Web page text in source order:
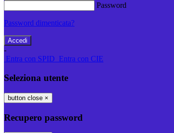
Password
Password dimenticata?
-
Entra con SPID Entra con CIE
Seleziona utente
button close ×
Recupero password